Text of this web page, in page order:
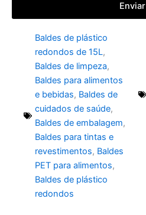
Enviar
Baldes de plástico
redondos de 15L,
Baldes de limpeza,
Baldes para alimentos
e bebidas, Baldes de
cuidados de saúde,
Baldes de embalagem,
Baldes para tintas e
revestimentos, Baldes
PET para alimentos,
Baldes de plástico
redondos